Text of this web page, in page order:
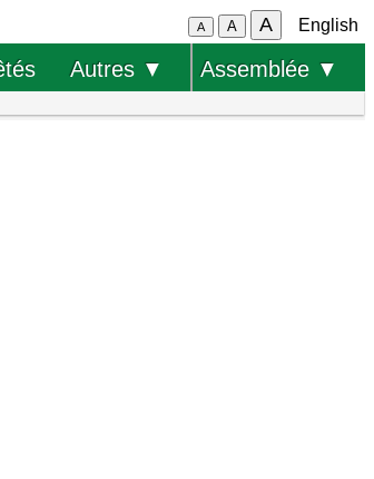
A A A English
Autres ▼ Assemblée ▼